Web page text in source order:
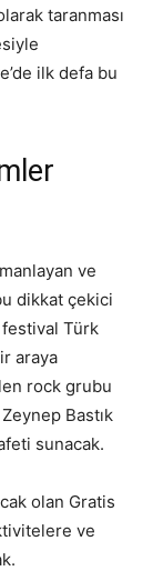
taranması
ilk defa bu
ve
dikkat çekici
festival Türk
araya
rock grubu
Bastık
sunacak.
olan Gratis
ve